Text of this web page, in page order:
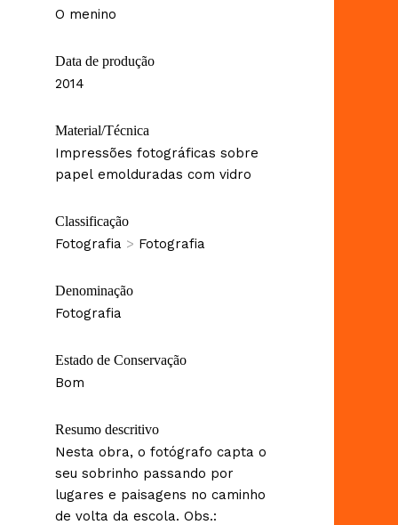
O menino
Data de produção
2014
Material/Técnica
Impressões fotográficas sobre
papel emolduradas com vidro
Classificação
Fotografia > Fotografia
Denominação
Fotografia
Estado de Conservação
Bom
Resumo descritivo
Nesta obra, o fotógrafo capta o
seu sobrinho passando por
lugares e paisagens no caminho
de volta da escola. Obs.: